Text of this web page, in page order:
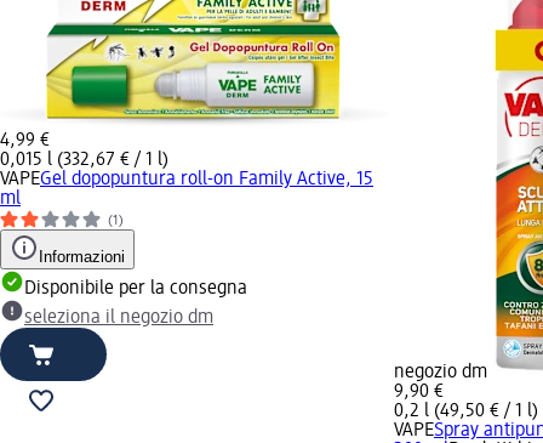
4,99 €
0,015 l (332,67 € / 1 l)
VAPEGel dopopuntura roll-on Family Active, 15
ml
(1)
Informazioni
Disponibile per la consegna
seleziona il negozio dm
negozio dm
9,90 €
0,2 l (49,50 € / 1 l)
VAPESpray